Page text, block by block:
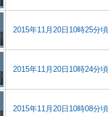
2015年11月20日10時25分頃
2015年11月20日10時24分頃
2015年11月20日10時08分頃